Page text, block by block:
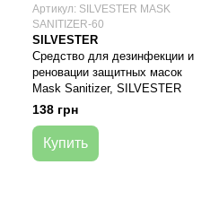
Артикул: SILVESTER MASK
SANITIZER-60
SILVESTER
Средство для дезинфекции и
реновации защитных масок
Mask Sanitizer, SILVESTER
138 грн
Купить